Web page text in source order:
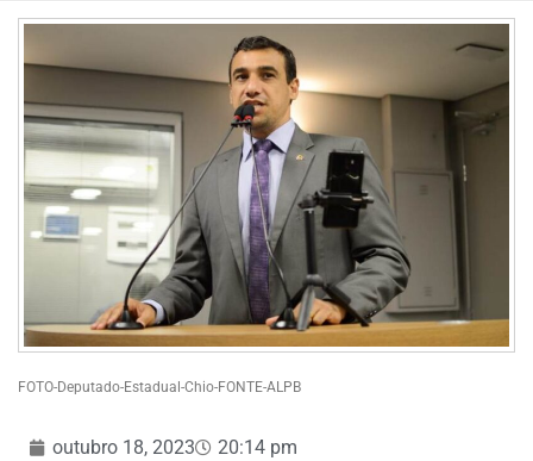
FOTO-Deputado-Estadual-Chio-FONTE-ALPB
outubro 18, 2023
20:14 pm